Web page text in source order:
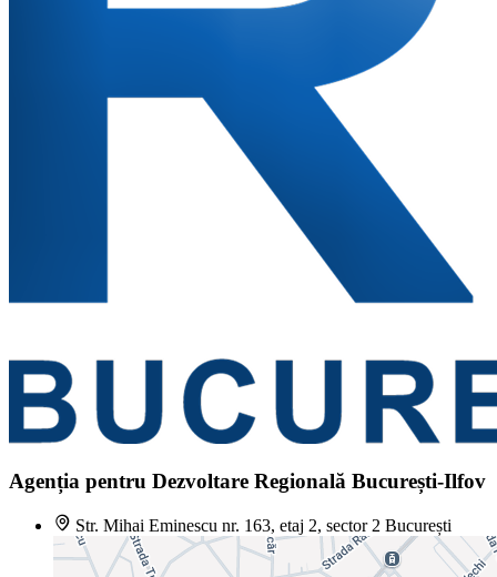
Agenția pentru Dezvoltare Regională București-Ilfov
Str. Mihai Eminescu nr. 163, etaj 2, sector 2 București